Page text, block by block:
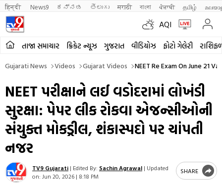
हिन्दी News9 ಕನ್ನಡ తెలుగు मराठी বাংলা ਪੰਜਾਬੀ தமிழ்
AQI
તાજા સમાચાર ક્રિકેટ ન્યૂઝ ગુજરાત વીડિયોઝ ફોટો ગેલેરી
Gujarati News Videos Gujarat Videos NEET Re Exam On June 21
NEET પરીક્ષાને લઈ વડોદરામાં લોખંડી
સુરક્ષા: પેપર લીક રોકવા એજન્સીઓની
સંયુક્ત મોકડ્રીલ, શંકાસ્પદો પર ચાંપતી
નજર
TV9 Gujarati | Edited By: Sachin Agrawal | Updated
on: Jun 20, 2026 | 8:18 PM
SHARE